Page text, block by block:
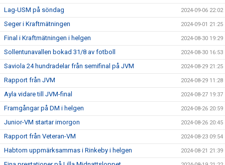
Lag-USM på söndag 2024-09-06 22:02
Seger i Kraftmätningen 2024-09-01 21:25
Final i Kraftmätningen i helgen 2024-08-30 19:29
Sollentunavallen bokad 31/8 av fotboll 2024-08-30 16:53
Saviola 24 hundradelar från semifinal på JVM 2024-08-29 21:25
Rapport från JVM 2024-08-29 11:28
Ayla vidare till JVM-final 2024-08-27 19:37
Framgångar på DM i helgen 2024-08-26 20:59
Junior-VM startar imorgon 2024-08-26 20:45
Rapport från Veteran-VM 2024-08-23 09:54
Habtom uppmärksammas i Rinkeby i helgen 2024-08-21 21:39